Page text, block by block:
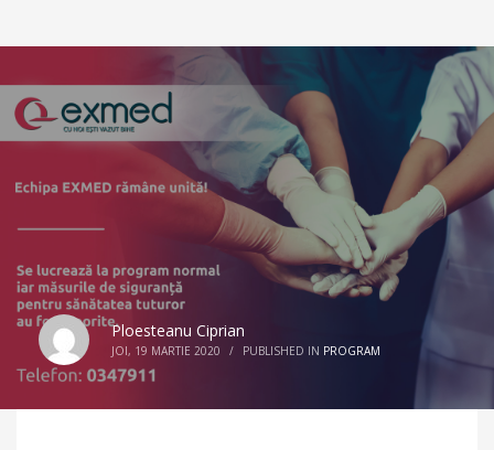
Ploesteanu Ciprian
JOI, 19 MARTIE 2020 / PUBLISHED IN PROGRAM